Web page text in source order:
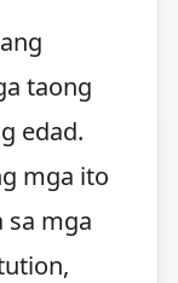
taong
edad.
mga ito
sa mga